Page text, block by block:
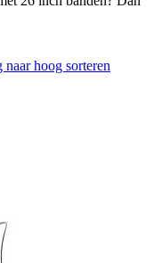
naar hoog sorteren